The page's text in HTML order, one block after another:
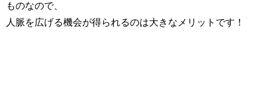
ものなので、
人脈を広げる機会が得られるのは大きなメリットです！